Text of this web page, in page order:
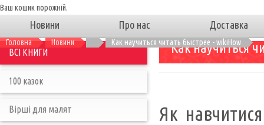
Ваш кошик порожній.
Новини Про нас Доставка
Головна Новини Как научиться читать быстрее - wikiHow
Как научиться
Як
ВСІ КНИГИ
100 казок
Вірші для малят